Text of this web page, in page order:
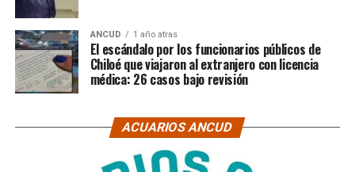
ANCUD 1 año atras
El escándalo por los funcionarios públicos de
Chiloé que viajaron al extranjero con licencia
médica: 26 casos bajo revisión
ACUARIOS ANCUD